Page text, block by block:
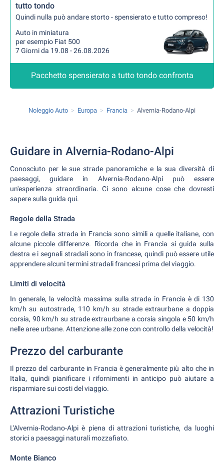
tutto tondo
Quindi nulla può andare storto - spensierato e tutto compreso!
Auto in miniatura
per esempio Fiat 500
7 Giorni da 19.08 - 26.08.2026
Pacchetto spensierato a tutto tondo confronta
Noleggio Auto Europa Francia Alvernia-Rodano-Alpi
Guidare in Alvernia-Rodano-Alpi
Conosciuto per le sue strade panoramiche e la sua diversità di
paesaggi, guidare in Alvernia-Rodano-Alpi può essere
un'esperienza straordinaria. Ci sono alcune cose che dovresti
sapere sulla guida qui.
Regole della Strada
Le regole della strada in Francia sono simili a quelle italiane, con
alcune piccole differenze. Ricorda che in Francia si guida sulla
destra e i segnali stradali sono in francese, quindi può essere utile
apprendere alcuni termini stradali francesi prima del viaggio.
Limiti di velocità
In generale, la velocità massima sulla strada in Francia è di 130
km/h su autostrade, 110 km/h su strade extraurbane a doppia
corsia, 90 km/h su strade extraurbane a corsia singola e 50 km/h
nelle aree urbane. Attenzione alle zone con controllo della velocità!
Prezzo del carburante
Il prezzo del carburante in Francia è generalmente più alto che in
Italia, quindi pianificare i rifornimenti in anticipo può aiutare a
risparmiare sui costi del viaggio.
Attrazioni Turistiche
L'Alvernia-Rodano-Alpi è piena di attrazioni turistiche, da luoghi
storici a paesaggi naturali mozzafiato.
Monte Bianco